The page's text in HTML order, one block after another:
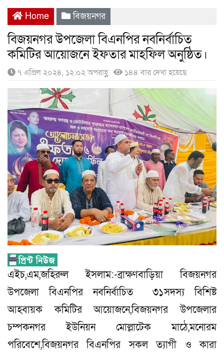
Home বিজয়নগর
বিজয়নগর উপজেলা বিএনপির নবনির্বাচিত
কমিটির আয়োজনে ইফতার মাহফিল অনুষ্ঠিত।
৭ এপ্রিল ২০২৪, ১২:০২ অপরাহ্ণ ১৪৪ বার দেখা হয়েছে
এইচ,এম,জহিরুল ইসলাম:-ব্রাক্ষণবাড়িয়া বিজয়নগর
উপজেলা বিএনপির নবনির্বাচিত ৩১সদস্য বিশিষ্ট
আহবায়ক কমিটির আয়োজনে,বিজয়নগর উপজেলার
চম্পকনগর ইউনিয়ন মোল্লাটেক মাঠে,মনোরম
পরিবেশে,বিজয়নগর বিএনপির সকল ত্যাগী ও কারা